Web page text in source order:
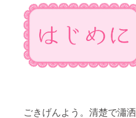
ごきげんよう。清楚で瀟洒